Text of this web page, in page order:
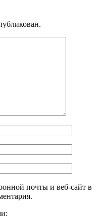
почты и веб-сайт в